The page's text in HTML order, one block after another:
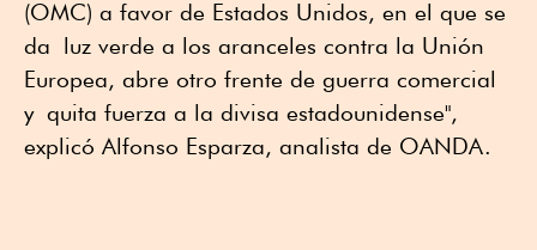
(OMC) a favor de Estados Unidos, en el que se
da luz verde a los aranceles contra la Unión
Europea, abre otro frente de guerra comercial
y quita fuerza a la divisa estadounidense",
explicó Alfonso Esparza, analista de OANDA.